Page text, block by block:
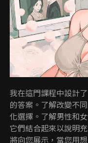
我在這門課程中設計
的答案。了解改變不
化選擇。了解男性和
它們結合起來以說明
將向您展示，當您用